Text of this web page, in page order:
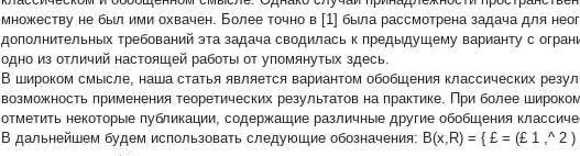
множеству не был ими охвачен. Более точно в [1] была рассмотрена задача для
дополнительных требований эта задача сводилась к предыдущему варианту с
одно из отличий настоящей работы от упомянутых здесь.
В широком смысле, наша статья является вариантом обобщения классических
возможность применения теоретических результатов на практике. При более
отметить некоторые публикации, содержащие различные другие обобщения
В дальнейшем будем использовать следующие обозначения: B(x,R) = { £ = (£ 1 ,^ 2 )